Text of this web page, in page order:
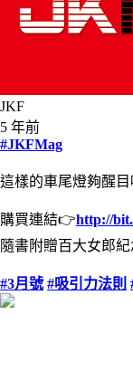
JKF
5 年前
#JKFMag
這樣的車尾燈夠醒目
購買連結👉http://
隨書附贈百大女郎
#3月號 #吸引力法則